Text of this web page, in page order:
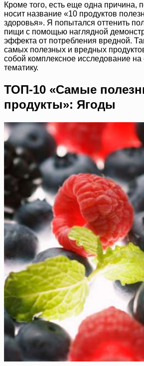
Кроме того, есть еще одна причина,
носит название «10 продуктов
здоровья». Я попытался оттенить
пищи с помощью наглядной
эффекта от потребления вредной.
самых полезных и вредных
собой комплексное исследование
тематику.
ТОП-10 «Самые
продукты»: Ягоды